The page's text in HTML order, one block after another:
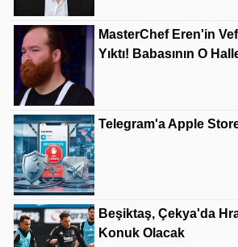
MasterChef Eren'in
Yıktı! Babasının O
Telegram'a Apple
Beşiktaş, Çekya'da
Konuk Olacak